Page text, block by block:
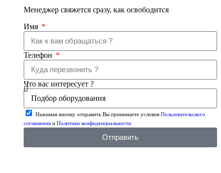
Менеджер свяжется сразу, как освободится
Имя
Телефон
Что вас интересует ?
Нажимая кнопку отправить Вы принимаете условия Пользовательского
соглашения и Политики конфиденциальности
Отправить